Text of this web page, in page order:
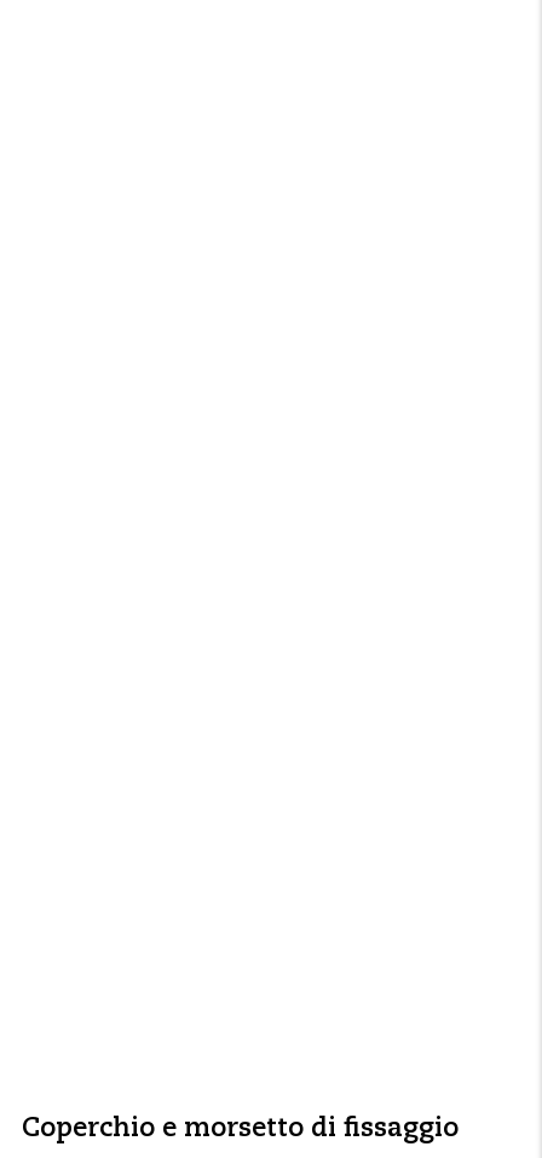
Coperchio e morsetto di fissaggio